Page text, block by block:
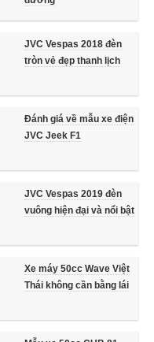
JVC Vespas 2018 đèn
tròn vẻ đẹp thanh lịch
Đánh giá về mẫu xe điện
JVC Jeek F1
JVC Vespas 2019 đèn
vuông hiện đại và nổi bật
Xe máy 50cc Wave Việt
Thái không cần bằng lái